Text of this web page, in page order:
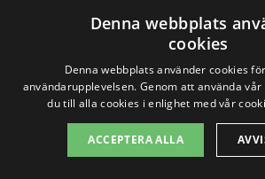
Begravningskrans
2495,00kr
Denna webbplats
cookies
Denna webbplats använder cookies
användarupplevelsen. Genom att använda
du till alla cookies i enlighet med vår
ACCEPTERA ALLA